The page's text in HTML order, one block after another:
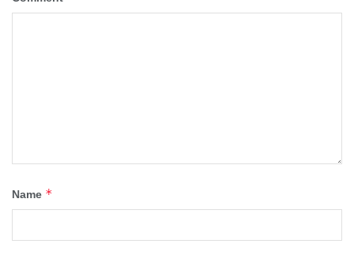
Name *